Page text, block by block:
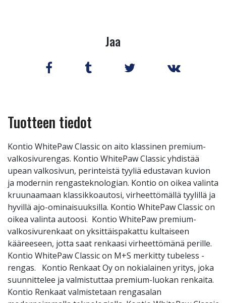
Jaa
Tuotteen tiedot
Kontio WhitePaw Classic on aito klassinen premium-
valkosivurengas. Kontio WhitePaw Classic yhdistää
upean valkosivun, perinteistä tyyliä edustavan kuvion
ja modernin rengasteknologian. Kontio on oikea valinta
kruunaamaan klassikkoautosi, virheettömällä tyylillä ja
hyvillä ajo-ominaisuuksilla. Kontio WhitePaw Classic on
oikea valinta autoosi. Kontio WhitePaw premium-
valkosivurenkaat on yksittäispakattu kultaiseen
kääreeseen, jotta saat renkaasi virheettömänä perille.
Kontio WhitePaw Classic on M+S merkitty tubeless -
rengas. Kontio Renkaat Oy on nokialainen yritys, joka
suunnittelee ja valmistuttaa premium-luokan renkaita.
Kontio Renkaat valmistetaan rengasalan